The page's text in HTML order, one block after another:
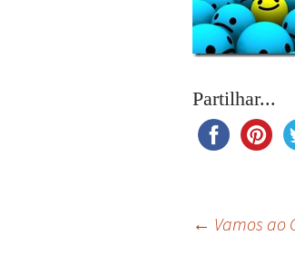
Partilhar...
Navegação
← Vamos ao